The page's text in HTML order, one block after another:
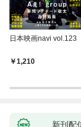
日本映画navi vol.123
1,210
新刊配